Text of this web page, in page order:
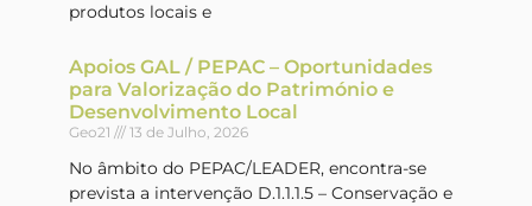
produtos locais e
Apoios GAL / PEPAC – Oportunidades
para Valorização do Património e
Desenvolvimento Local
Geo21 13 de Julho, 2026
No âmbito do PEPAC/LEADER, encontra-se
prevista a intervenção D.1.1.1.5 – Conservação e